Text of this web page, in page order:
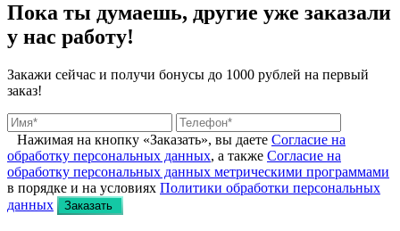
Пока ты думаешь, другие уже заказали
у нас работу!
Закажи сейчас и получи бонусы до 1000 рублей на первый
заказ!
Нажимая на кнопку «Заказать», вы даете Согласие на
обработку персональных данных, а также Согласие на
обработку персональных данных метрическими программами
в порядке и на условиях Политики обработки персональных
данных
Заказать